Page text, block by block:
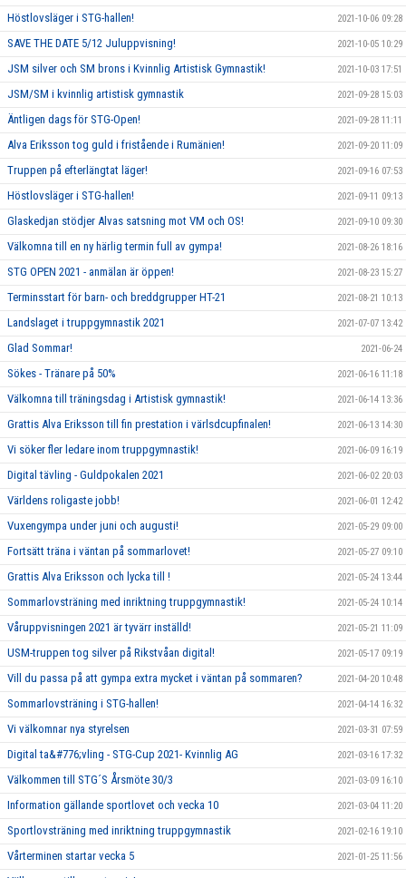
Höstlovsläger i STG-hallen! 2021-10-06 09:28
SAVE THE DATE 5/12 Juluppvisning! 2021-10-05 10:29
JSM silver och SM brons i Kvinnlig Artistisk Gymnastik! 2021-10-03 17:51
JSM/SM i kvinnlig artistisk gymnastik 2021-09-28 15:03
Äntligen dags för STG-Open! 2021-09-28 11:11
Alva Eriksson tog guld i fristående i Rumänien! 2021-09-20 11:09
Truppen på efterlängtat läger! 2021-09-16 07:53
Höstlovsläger i STG-hallen! 2021-09-11 09:13
Glaskedjan stödjer Alvas satsning mot VM och OS! 2021-09-10 09:30
Välkomna till en ny härlig termin full av gympa! 2021-08-26 18:16
STG OPEN 2021 - anmälan är öppen! 2021-08-23 15:27
Terminsstart för barn- och breddgrupper HT-21 2021-08-21 10:13
Landslaget i truppgymnastik 2021 2021-07-07 13:42
Glad Sommar! 2021-06-24
Sökes - Tränare på 50% 2021-06-16 11:18
Välkomna till träningsdag i Artistisk gymnastik! 2021-06-14 13:36
Grattis Alva Eriksson till fin prestation i värlsdcupfinalen! 2021-06-13 14:30
Vi söker fler ledare inom truppgymnastik! 2021-06-09 16:19
Digital tävling - Guldpokalen 2021 2021-06-02 20:03
Världens roligaste jobb! 2021-06-01 12:42
Vuxengympa under juni och augusti! 2021-05-29 09:00
Fortsätt träna i väntan på sommarlovet! 2021-05-27 09:10
Grattis Alva Eriksson och lycka till ! 2021-05-24 13:44
Sommarlovsträning med inriktning truppgymnastik! 2021-05-24 10:14
Våruppvisningen 2021 är tyvärr inställd! 2021-05-21 11:09
USM-truppen tog silver på Rikstvåan digital! 2021-05-17 09:19
Vill du passa på att gympa extra mycket i väntan på sommaren? 2021-04-20 10:48
Sommarlovsträning i STG-hallen! 2021-04-14 16:32
Vi välkomnar nya styrelsen 2021-03-31 07:59
Digital ta&#776;vling - STG-Cup 2021- Kvinnlig AG 2021-03-16 17:32
Välkommen till STG´S Årsmöte 30/3 2021-03-09 16:10
Information gällande sportlovet och vecka 10 2021-03-04 11:20
Sportlovsträning med inriktning truppgymnastik 2021-02-16 19:10
Vårterminen startar vecka 5 2021-01-25 11:56